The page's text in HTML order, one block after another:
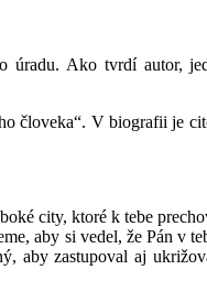
úradu. Ako tvrdí autor,
človeka“. V biografii je
city, ktoré k tebe
aby si vedel, že Pán v
aby zastupoval aj